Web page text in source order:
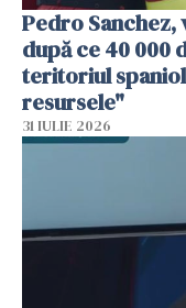
Pedro Sanchez,
după ce 40 000
teritoriul
resursele"
31 IULIE 2026